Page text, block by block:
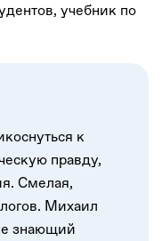
учебник по
к
правду,
Смелая,
Михаил
знающий